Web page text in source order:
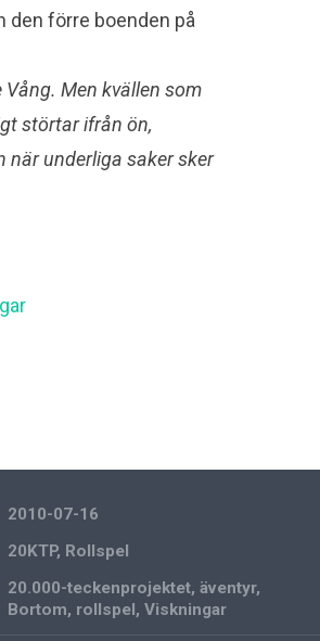
den förre boenden på
Men kvällen som
störtar ifrån ön,
när underliga saker sker
2010-07-16
20KTP, Rollspel
20.000-teckenprojektet,äventyr,
Bortom, rollspel ,Viskningar